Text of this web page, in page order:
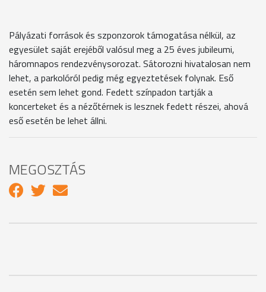
Pályázati források és szponzorok támogatása nélkül, az
egyesület saját erejéből valósul meg a 25 éves jubileumi,
háromnapos rendezvénysorozat. Sátorozni hivatalosan nem
lehet, a parkolóról pedig még egyeztetések folynak. Eső
esetén sem lehet gond. Fedett színpadon tartják a
koncerteket és a nézőtérnek is lesznek fedett részei, ahová
eső esetén be lehet állni.
MEGOSZTÁS